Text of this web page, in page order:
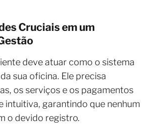
Cruciais em um
deve atuar como o sistema
sua oficina. Ele precisa
os serviços e os pagamentos
intuitiva, garantindo que nenhum
o devido registro.